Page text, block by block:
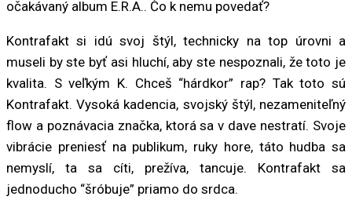
očakávaný album E.R.A.. Čo k nemu povedať?
Kontrafakt si idú svoj štýl, technicky na top úrovni a
museli by ste byť asi hluchí, aby ste nespoznali, že toto je
kvalita. S veľkým K. Chceš “hárdkor” rap? Tak toto sú
Kontrafakt. Vysoká kadencia, svojský štýl, nezameniteľný
flow a poznávacia značka, ktorá sa v dave nestratí. Svoje
vibrácie preniesť na publikum, ruky hore, táto hudba sa
nemyslí, ta sa cíti, prežíva, tancuje. Kontrafakt sa
jednoducho “šróbuje” priamo do srdca.